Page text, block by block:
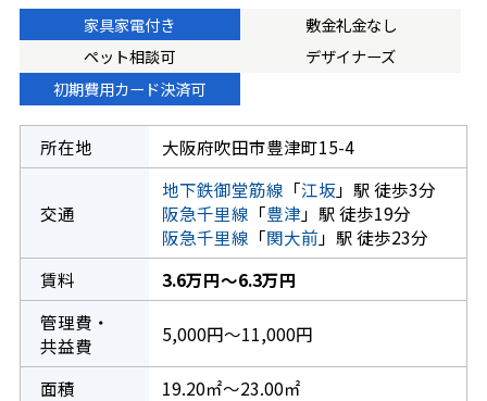
家具家電付き
敷金礼金なし
ペット相談可
デザイナーズ
初期費用カード決済可
所在地 大阪府吹田市豊津町15-4
交通
地下鉄御堂筋線 「江坂」駅 徒歩3分
阪急千里線 「豊津」駅 徒歩19分
阪急千里線 「関大前 」駅 徒歩23分
賃料
3.6万円～6.3万円
管理費・
共益費
5,000円～11,000円
面積
19.20㎡～23.00㎡